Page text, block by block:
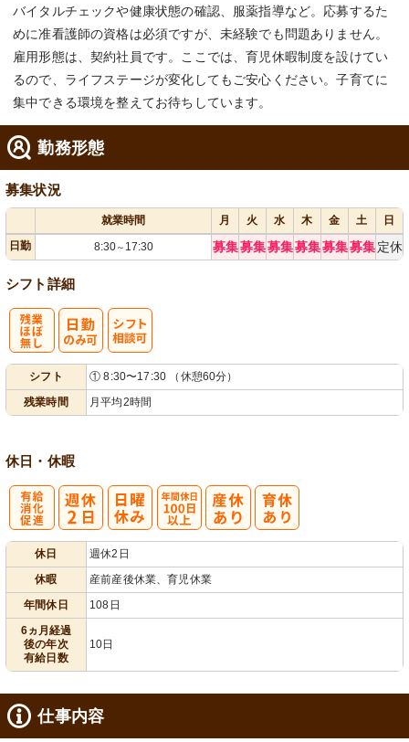
バイタルチェックや健康状態の確認、服薬指導など。応募するた
めに准看護師の資格は必須ですが、未経験でも問題ありません。
雇用形態は、契約社員です。ここでは、育児休暇制度を設けてい
るので、ライフステージが変化してもご安心ください。子育てに
集中できる環境を整えてお待ちしています。
勤務形態
募集状況
就業時間 月 火 水 木 金 土
日
日勤
8:30～ 17:30 募集募集募集募集募集募集 定休
シフト詳細
シフト
① 8:30〜17:30 （休憩60分）
残業時間
月平均2時間
休日・休暇
休日
週休2日
休暇
産前産後休業、育児休業
年間休日
108日
6ヵ月経過
後の年次
有給日数
10日
仕事内容